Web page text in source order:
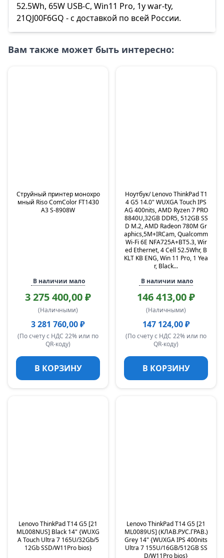
52.5Wh, 65W USB-C, Win11 Pro, 1y war-ty,
21QJ00F6GQ - с доставкой по всей России.
Вам также может быть интересно:
Струйный принтер монохро
мный Riso ComColor FT1430
А3 S-8908W
В наличии мало
3 275 400,00 ₽
(Наличными)
3 281 760,00 ₽
(По счету с НДС 22% или по
QR-коду)
В КОРЗИНУ
Ноутбук/ Lenovo ThinkPad T1
4 G5 14.0" WUXGA Touch IPS
AG 400nits, AMD Ryzen 7 PRO
8840U,32GB DDR5, 512GB SS
D M.2, AMD Radeon 780M Gr
aphics,5M+IRCam, Qualcomm
Wi-Fi 6E NFA725A+BT5.3, Wir
ed Ethernet, 4 Cell 52.5Whr, B
KLT KB ENG, Win 11 Pro, 1 Yea
r, Black...
В наличии мало
146 413,00 ₽
(Наличными)
147 124,00 ₽
(По счету с НДС 22% или по
QR-коду)
В КОРЗИНУ
Lenovo ThinkPad T14 G5 [21
ML008NUS] Black 14" {WUXG
A Touch Ultra 7 165U/32Gb/5
12Gb SSD/W11Pro bios}
Lenovo ThinkPad T14 G5 [21
ML0089US] (КЛАВ.РУС.ГРАВ.)
Grey 14" {WUXGA IPS 400nits
Ultra 7 155U/16GB/512GB SS
D/W11Pro bios}